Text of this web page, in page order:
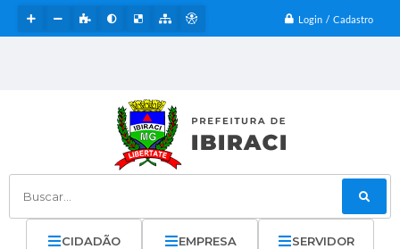
Login / Cadastro
Buscar...
CIDADÃO EMPRESA SERVIDOR